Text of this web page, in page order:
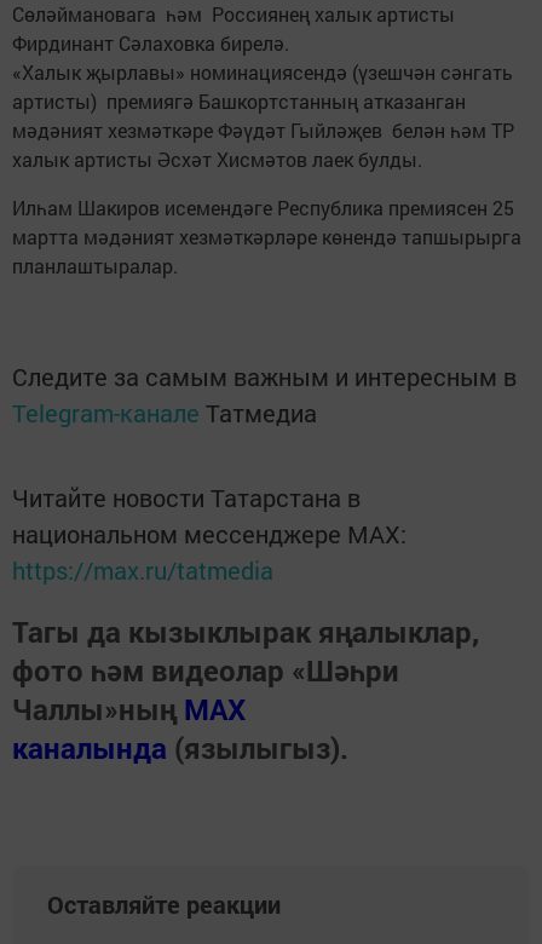
Сөләймановага һәм Россиянең халык артисты
Фирдинант Сәлаховка бирелә.
«Халык җырлавы» номинациясендә (үзешчән сәнгать
артисты) премиягә Башкортстанның атказанган
мәдәният хезмәткәре Фәүдәт Гыйләҗев белән һәм ТР
халык артисты Әсхәт Хисмәтов лаек булды.
Илһам Шакиров исемендәге Республика премиясен 25
мартта мәдәният хезмәткәрләре көнендә тапшырырга
планлаштыралар.
Следите за самым важным и интересным в
Telegram-канале Татмедиа
Читайте новости Татарстана в
национальном мессенджере MАХ:
https://max.ru/tatmedia
Тагы да кызыклырак яңалыклар,
фото һәм видеолар «Шәһри
Чаллы»ның MAX
каналында (язылыгыз).
Оставляйте реакции